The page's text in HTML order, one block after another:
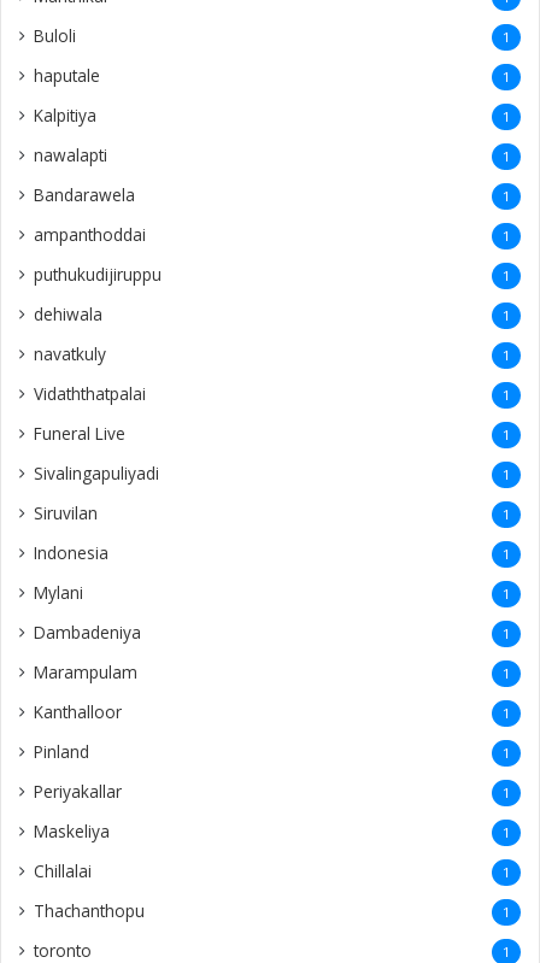
Buloli 1
haputale 1
Kalpitiya 1
nawalapti 1
Bandarawela 1
ampanthoddai 1
puthukudijiruppu 1
dehiwala 1
navatkuly 1
Vidaththatpalai 1
Funeral Live 1
Sivalingapuliyadi 1
Siruvilan 1
Indonesia 1
Mylani 1
Dambadeniya 1
Marampulam 1
Kanthalloor 1
Pinland 1
Periyakallar 1
Maskeliya 1
Chillalai 1
Thachanthopu 1
toronto 1